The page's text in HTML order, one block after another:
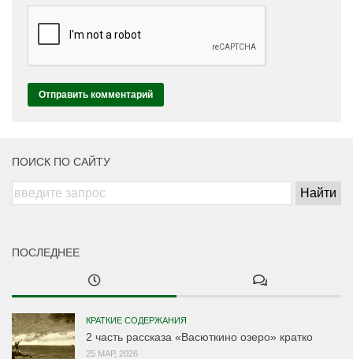
ПОИСК ПО САЙТУ
ПОСЛЕДНЕЕ
КРАТКИЕ СОДЕРЖАНИЯ
2 часть рассказа «Васюткино озеро» кратко
25 МАР, 2026